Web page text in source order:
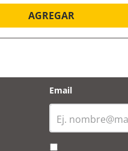
AGREGAR
Email